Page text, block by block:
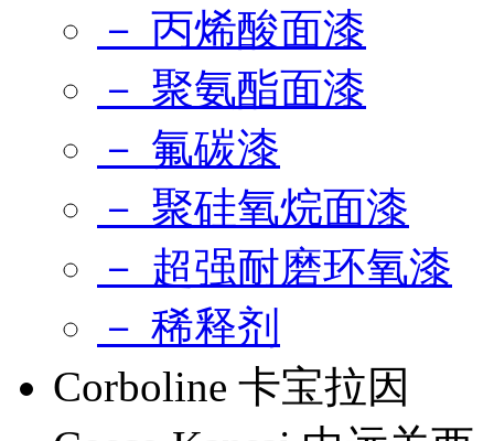
－ 丙烯酸面漆
－ 聚氨酯面漆
－ 氟碳漆
－ 聚硅氧烷面漆
－ 超强耐磨环氧漆
－ 稀释剂
Corboline 卡宝拉因